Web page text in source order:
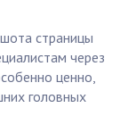
страницы
через
ценно,
головных